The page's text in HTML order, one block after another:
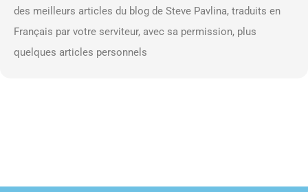
des meilleurs articles du blog de Steve Pavlina, traduits en
Français par votre serviteur, avec sa permission, plus
quelques articles personnels